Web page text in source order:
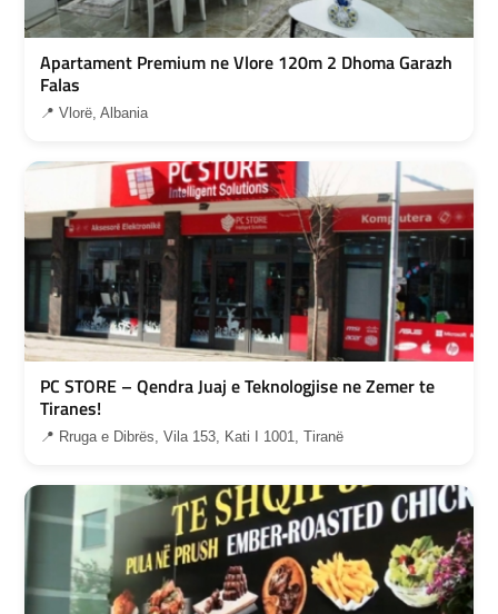
Apartament Premium ne Vlore 120m 2 Dhoma Garazh
Falas
📍 Vlorë, Albania
PC STORE – Qendra Juaj e Teknologjise ne Zemer te
Tiranes!
📍 Rruga e Dibrës, Vila 153, Kati I 1001, Tiranë